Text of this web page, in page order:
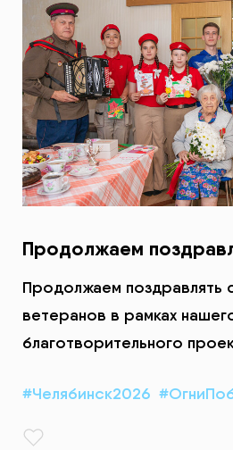
Продолжаем
Продолжаем поздравлять
ветеранов в рамках
благотворительного
#Челябинск2026